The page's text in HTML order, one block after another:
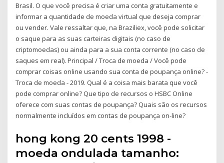
Brasil. O que você precisa é criar uma conta gratuitamente e
informar a quantidade de moeda virtual que deseja comprar
ou vender. Vale ressaltar que, na Braziliex, você pode solicitar
o saque para as suas carteiras digitais (no caso de
criptomoedas) ou ainda para a sua conta corrente (no caso de
saques em real). Principal / Troca de moeda / Você pode
comprar coisas online usando sua conta de poupança online? -
Troca de moeda - 2019. Qual é a coisa mais barata que você
pode comprar online? Que tipo de recursos o HSBC Online
oferece com suas contas de poupança? Quais são os recursos
normalmente incluídos em contas de poupança on-line?
hong kong 20 cents 1998 -
moeda ondulada tamanho: